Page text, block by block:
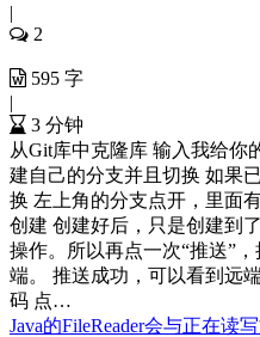
|
2
595 字
|
3 分钟
从Git库中克隆库 输入我给你
建自己的分支并且切换 如果
换 左上角的分支点开，里面
创建 创建好后，只是创建到
操作。所以再点一次“推送”
端。 推送成功，可以看到远
码 点…
Java的FileReader会与正在读